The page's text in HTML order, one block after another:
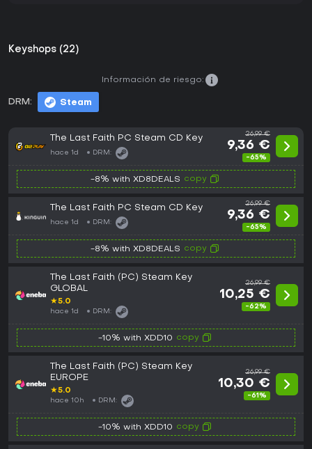
Keyshops (22)
DRM: Steam
Información de riesgo:
The Last Faith PC Steam CD Key
hace 1d DRM:
26,99 €
9,36 €
-65%
-8% with XD8DEALS copy
The Last Faith PC Steam CD Key
hace 1d DRM:
26,99 €
9,36 €
-65%
-8% with XD8DEALS copy
The Last Faith (PC) Steam Key
GLOBAL
★5.0
hace 1d DRM:
26,99 €
10,25 €
-62%
-10% with XDD10 copy
The Last Faith (PC) Steam Key
EUROPE
★5.0
hace 10h DRM:
26,99 €
10,30 €
-61%
-10% with XDD10 copy